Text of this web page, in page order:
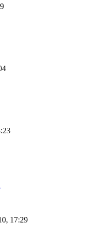
17:29